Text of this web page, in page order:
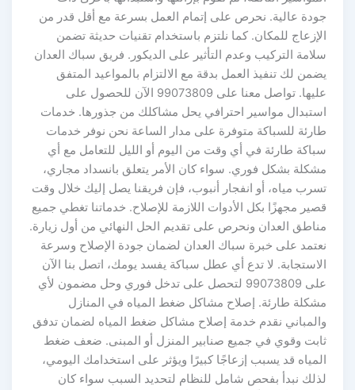
جودة عالية. نحرص على إتمام العمل بسرعة مع أقل قدر من
الإزعاج للمكان. كما نلتزم باستخدام تقنيات حديثة تضمن
سلامة التركيب وعدم التأثير على الديكور. فريق سباك العدان
يضمن لك تنفيذ العمل بدقة مع الالتزام بالمواعيد المتفق
عليها. تواصل معنا على 99073809 الآن للحصول على
استبدال مواسير احترافي يحل مشاكلك من جذورها. خدمات
طارئة للسباكة متوفرة على مدار الساعة نحن نوفر خدمات
سباكة طارئة في أي وقت من اليوم أو الليل للتعامل مع أي
مشكلة بشكل فوري. سواء كان الأمر يتعلق بانسداد مجاري،
تسرب مياه، أو انفجار أنبوب، فإن فريقنا يصل إليك خلال وقت
قصير مجهزًا بكل الأدوات اللازمة للإصلاح. خدماتنا تغطي جميع
مناطق العدان ونحرص على تقديم الحل النهائي من أول زيارة.
نعتمد على خبرة سباك العدان لضمان جودة الإصلاح وسرعة
الاستجابة. لا تدع أي عطل سباكة يفسد يومك، اتصل بنا الآن
على 99073809 لتحصل على تدخل فوري وحل مضمون لأي
مشكلة طارئة. إصلاح مشاكل ضغط المياه في المنازل
والمباني نقدم خدمة إصلاح مشاكل ضغط المياه لضمان تدفق
ثابت وقوي في جميع صنابير المنزل أو المبنى. ضعف ضغط
المياه قد يسبب إزعاجًا كبيرًا ويؤثر على استخدامك اليومي،
لذلك نبدأ بفحص شامل للنظام لتحديد السبب سواء كان